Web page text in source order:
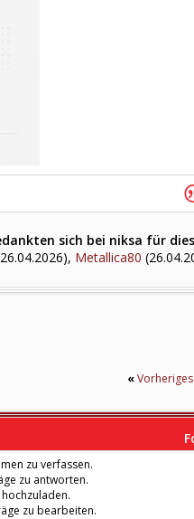
sich bei niksa für
Metallica80
«
zu verfassen.
zu antworten.
zu bearbeiten.